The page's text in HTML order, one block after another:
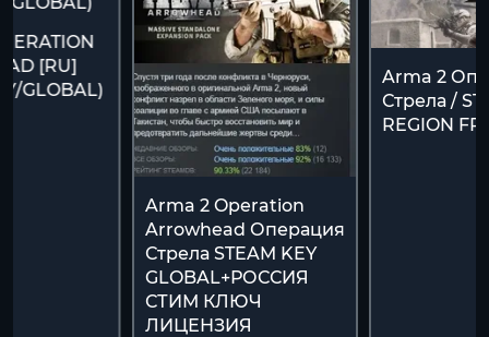
[RU]
GLOBAL)
Arma 2 Operation
Arrowhead Операция
Стрела STEAM KEY
GLOBAL+РОССИЯ
СТИМ КЛЮЧ
ЛИЦЕНЗИЯ
Arma 2
Стрела /
REGION